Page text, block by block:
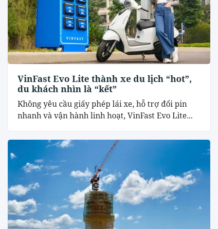
VinFast Evo Lite thành xe du lịch “hot”,
du khách nhìn là “kết”
Không yêu cầu giấy phép lái xe, hỗ trợ đổi pin
nhanh và vận hành linh hoạt, VinFast Evo Lite...